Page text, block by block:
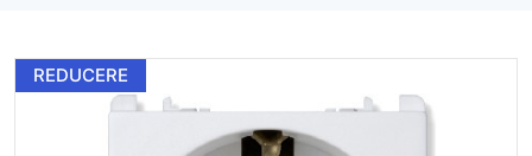
REDUCERE